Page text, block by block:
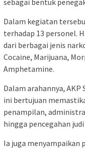
Dalam kegiatan
terhadap 13 personel.
dari berbagai jenis
Cocaine, Marijuana,
Amphetamine.
Dalam arahannya,
ini bertujuan
penampilan,
hingga pencegahan
Ia juga menyampaikan